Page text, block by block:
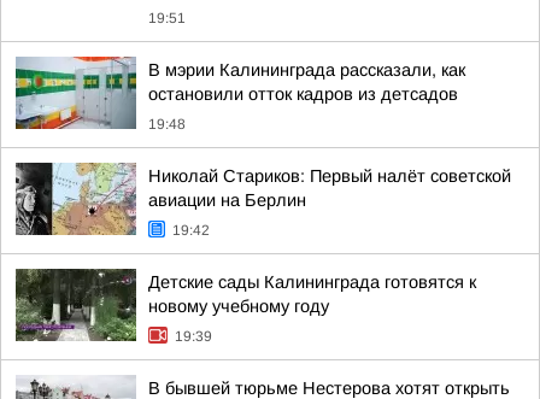
19:51
В мэрии Калининграда рассказали, как
остановили отток кадров из детсадов
19:48
Николай Стариков: Первый налёт советской
авиации на Берлин
19:42
Детские сады Калининграда готовятся к
новому учебному году
19:39
В бывшей тюрьме Нестерова хотят открыть